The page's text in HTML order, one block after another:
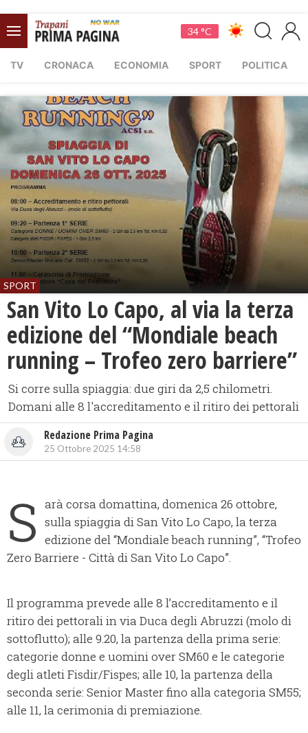
34 °C
TV CRONACA ECONOMIA SPORT POLITICA
SPORT
​San Vito Lo Capo, al via la terza
edizione del “Mondiale beach
running – Trofeo zero barriere”
Si corre sulla spiaggia: due giri da 2,5 chilometri.
Domani alle 8 l'accreditamento e il ritiro dei pettorali
Redazione Prima Pagina
25 Ottobre 2025 14:58
S arà corsa domattina, domenica 26 ottobre,
sulla spiaggia di San Vito Lo Capo, la terza
edizione del “Mondiale beach running”, “Trofeo
Zero Barriere - Città di San Vito Lo Capo”.
Il programma prevede alle 8 l’accreditamento e il
ritiro dei pettorali in via Duca degli Abruzzi (molo di
sottoflutto); alle 9.20, la partenza della prima serie:
categorie donne e uomini over SM60 e le categorie
degli atleti Fisdir/Fispes; alle 10, la partenza della
seconda serie: Senior Master fino alla categoria SM55;
alle 11, la cerimonia di premiazione.